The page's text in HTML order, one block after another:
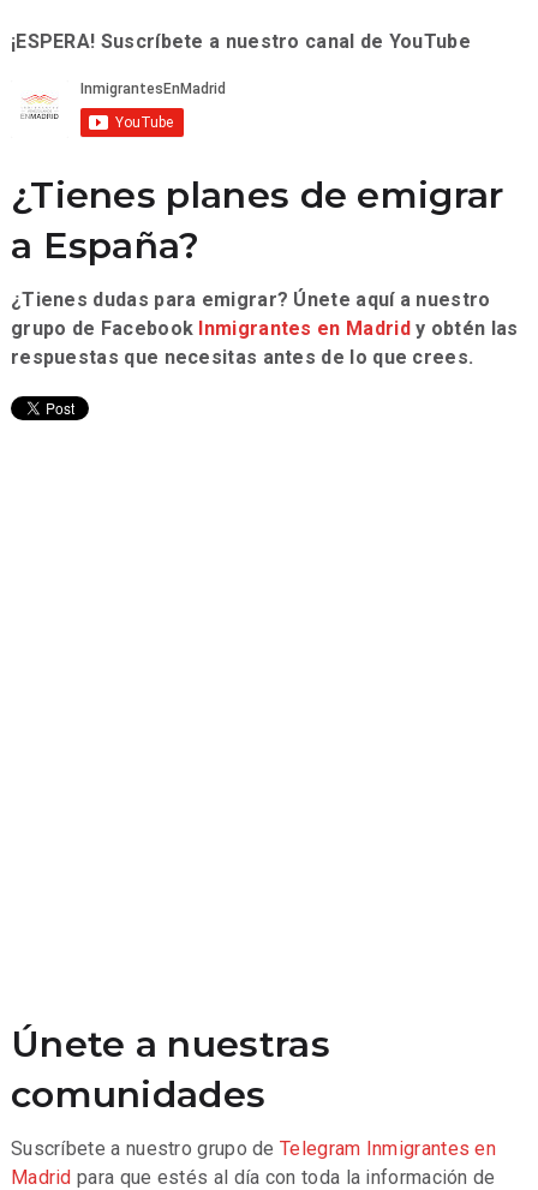
¡ESPERA! Suscríbete a nuestro canal de YouTube
¿Tienes planes de emigrar
a España?
¿Tienes dudas para emigrar? Únete aquí a nuestro
grupo de Facebook Inmigrantes en Madridy obtén las
respuestas que necesitas antes de lo que crees.
Únete a nuestras
comunidades
Suscríbete a nuestro grupo deTelegram Inmigrantes en
Madrid para que estés al día con toda la información de